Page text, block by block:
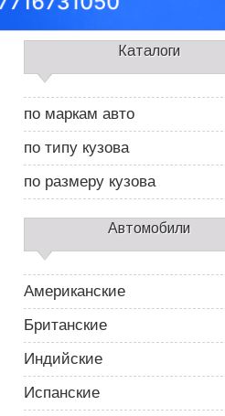
д
б
а
р
2
Каталоги
по маркам авто
по типу кузова
по размеру кузова
Автомобили
Американские
Британские
Индийские
Испанские